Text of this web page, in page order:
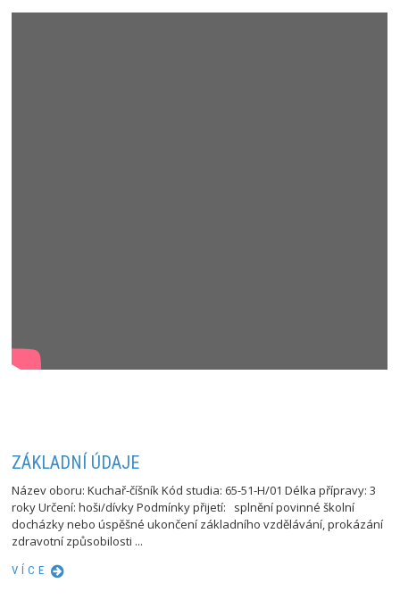
ZÁKLADNÍ ÚDAJE
Název oboru: Kuchař-číšník Kód studia: 65-51-H/01 Délka přípravy: 3
roky Určení: hoši/dívky Podmínky přijetí: splnění povinné školní
docházky nebo úspěšné ukončení základního vzdělávání, prokázání
zdravotní způsobilosti ...
VÍCE